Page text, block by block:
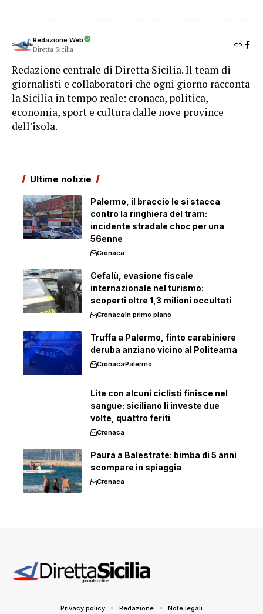
Redazione Web
Diretta Sicilia
Redazione centrale di Diretta Sicilia. Il team di
giornalisti e collaboratori che ogni giorno racconta
la Sicilia in tempo reale: cronaca, politica,
economia, sport e cultura dalle nove province
dell'isola.
Ultime notizie
Palermo, il braccio le si stacca
contro la ringhiera del tram:
incidente stradale choc per una
56enne
Cronaca
Cefalù, evasione fiscale
internazionale nel turismo:
scoperti oltre 1,3 milioni occultati
CronacaIn primo piano
Truffa a Palermo, finto carabiniere
deruba anziano vicino al Politeama
CronacaPalermo
Lite con alcuni ciclisti finisce nel
sangue: siciliano li investe due
volte, quattro feriti
Cronaca
Paura a Balestrate: bimba di 5 anni
scompare in spiaggia
Cronaca
Privacy policy Redazione Note legali